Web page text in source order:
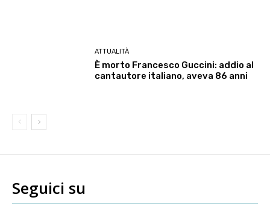
ATTUALITÀ
È morto Francesco Guccini: addio al
cantautore italiano, aveva 86 anni
Seguici su